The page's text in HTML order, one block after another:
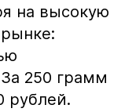
на высокую
250 грамм
рублей.